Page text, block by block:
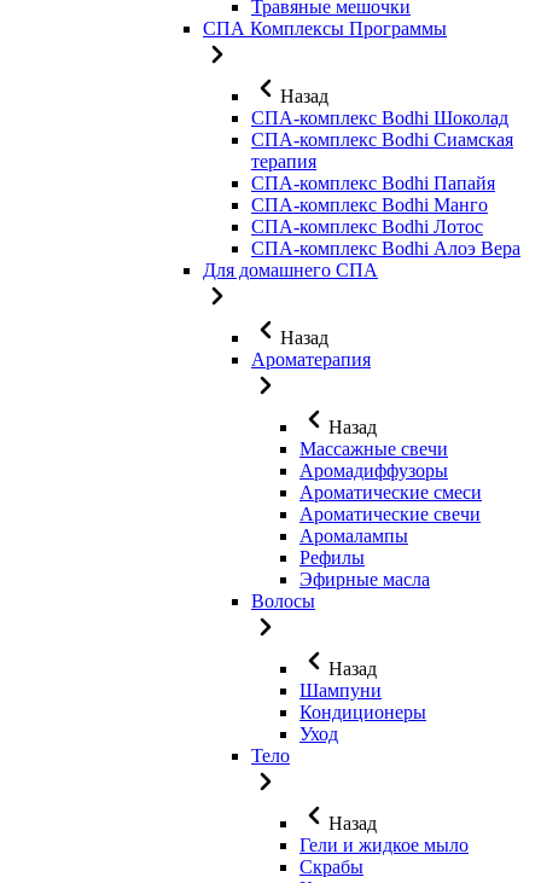
Травяные мешочки
СПА Комплексы Программы
Назад
СПА-комплекс Bodhi Шоколад
СПА-комплекс Bodhi Сиамская
терапия
СПА-комплекс Bodhi Папайя
СПА-комплекс Bodhi Манго
СПА-комплекс Bodhi Лотос
СПА-комплекс Bodhi Алоэ Вера
Для домашнего СПА
Назад
Ароматерапия
Назад
Массажные свечи
Аромадиффузоры
Ароматические смеси
Ароматические свечи
Аромалампы
Рефилы
Эфирные масла
Волосы
Назад
Шампуни
Кондиционеры
Уход
Тело
Назад
Гели и жидкое мыло
Скрабы